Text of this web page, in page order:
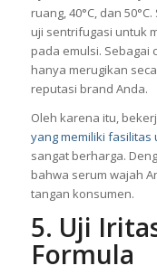
ruang, 40°C, dan
uji sentrifugasi untuk
pada emulsi. Sebagai
hanya merugikan
reputasi brand Anda.
Oleh karena itu,
yang memiliki fasilitas
sangat berharga.
bahwa serum wajah
tangan konsumen.
5. Uji
Formula